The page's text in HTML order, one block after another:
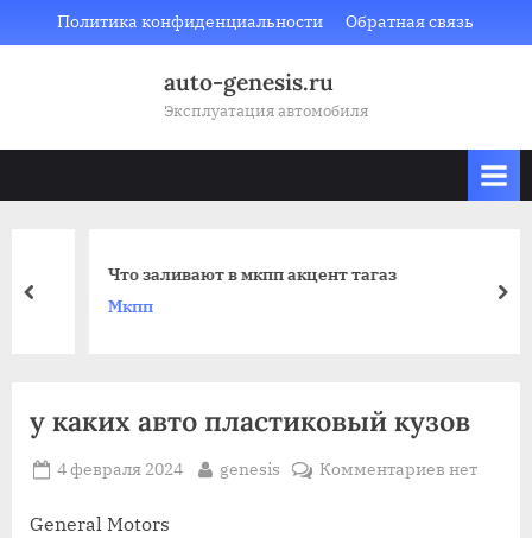
to
Политика конфиденциальности Обратная связь
auto-genesis.ru
Эксплуатация автомобиля
Что заливают в мкпп акцент тагаз
Мкпп
prev
у каких авто пластиковый кузов
Posted
4 февраля 2024 By
genesis Комментариевкнет
General Motors